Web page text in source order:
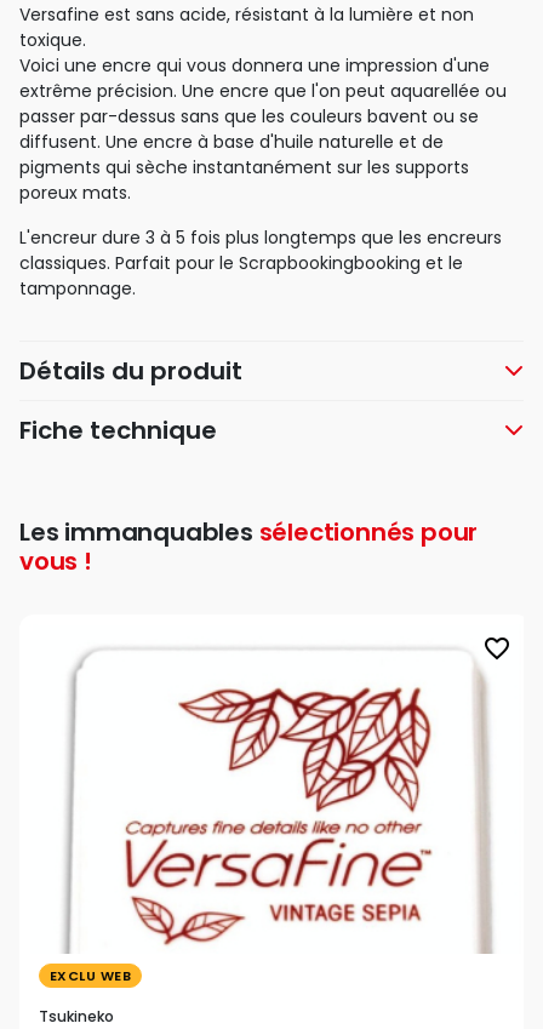
Versafine est sans acide, résistant à la lumière et non
toxique.
Voici une encre qui vous donnera une impression d'une
extrême précision. Une encre que l'on peut aquarellée ou
passer par-dessus sans que les couleurs bavent ou se
diffusent. Une encre à base d'huile naturelle et de
pigments qui sèche instantanément sur les supports
poreux mats.
L'encreur dure 3 à 5 fois plus longtemps que les encreurs
classiques. Parfait pour le Scrapbookingbooking et le
tamponnage.
Détails du produit
Fiche technique
Les immanquables sélectionnés pour
vous !
favorite_border
EXCLU WEB
Tsukineko